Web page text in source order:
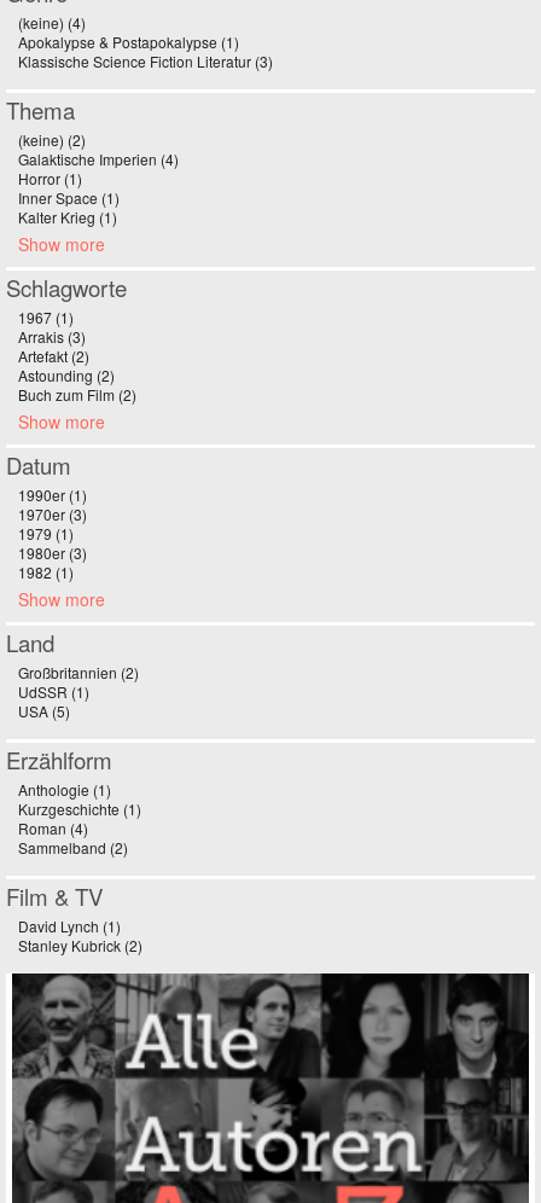
(keine) (4)
Apokalypse & Postapokalypse (1)
Klassische Science Fiction Literatur (3)
Thema
(keine) (2)
Galaktische Imperien (4)
Horror (1)
Inner Space (1)
Kalter Krieg (1)
Show more
Schlagworte
1967 (1)
Arrakis (3)
Artefakt (2)
Astounding (2)
Buch zum Film (2)
Show more
Datum
1990er (1)
1970er (3)
1979 (1)
1980er (3)
1982 (1)
Show more
Land
Großbritannien (2)
UdSSR (1)
USA (5)
Erzählform
Anthologie (1)
Kurzgeschichte (1)
Roman (4)
Sammelband (2)
Film & TV
David Lynch (1)
Stanley Kubrick (2)